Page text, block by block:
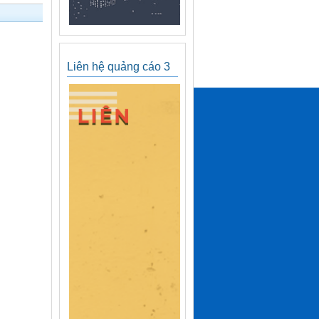
Liên hệ quảng cáo 3